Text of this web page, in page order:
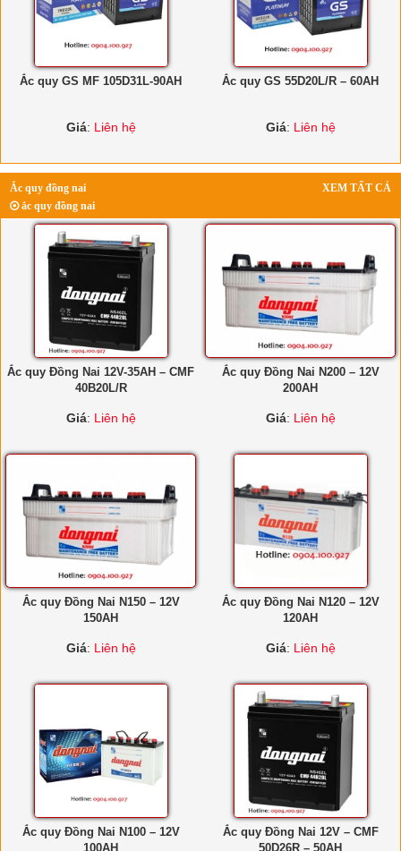
Ắc quy GS MF 105D31L-90AH
Giá: Liên hệ
Ắc quy GS 55D20L/R – 60AH
Giá: Liên hệ
Ắc quy đồng nai
XEM TẤT CẢ
ắc quy đồng nai
Ắc quy Đồng Nai 12V-35AH – CMF
40B20L/R
Giá: Liên hệ
Ắc quy Đồng Nai N200 – 12V
200AH
Giá: Liên hệ
Ắc quy Đồng Nai N150 – 12V
150AH
Giá: Liên hệ
Ắc quy Đồng Nai N120 – 12V
120AH
Giá: Liên hệ
Ắc quy Đồng Nai N100 – 12V
100AH
Ắc quy Đồng Nai 12V – CMF
50D26R – 50AH